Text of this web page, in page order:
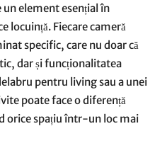
element esențial în
locuință. Fiecare cameră
specific, care nu doar că
dar și funcționalitatea
pentru living sau a unei
poate face o diferență
orice spațiu într-un loc mai